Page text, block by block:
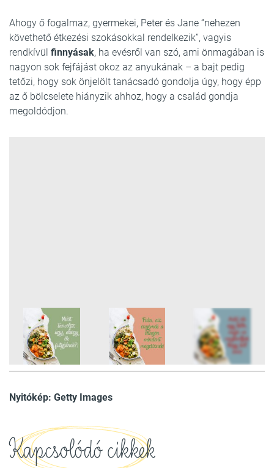
Ahogy ő fogalmaz, gyermekei, Peter és Jane “nehezen
követhető étkezési szokásokkal rendelkezik”, vagyis
rendkívül finnyásak, ha evésről van szó, ami önmagában is
nagyon sok fejfájást okoz az anyukának – a bajt pedig
tetőzi, hogy sok önjelölt tanácsadó gondolja úgy, hogy épp
az ő bölcselete hiányzik ahhoz, hogy a család gondja
megoldódjon.
Nyitókép: Getty Images
Kapcsolódó cikkek